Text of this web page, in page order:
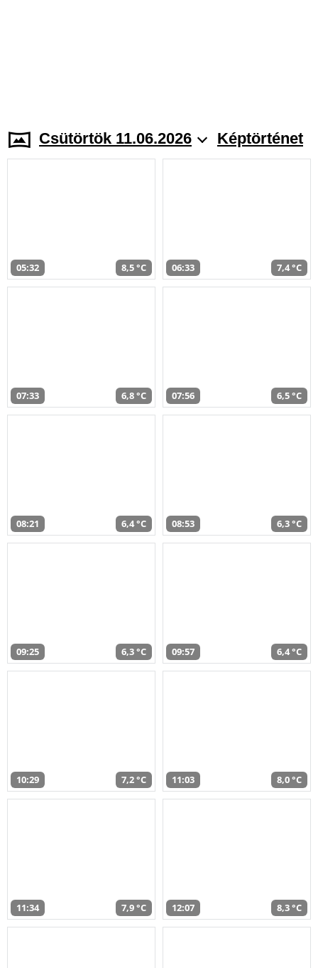
Csütörtök 11.06.2026 Képtörténet
05:32 8,5 °C 06:33 7,4 °C
07:33 6,8 °C 07:56 6,5 °C
08:21 6,4 °C 08:53 6,3 °C
09:25 6,3 °C 09:57 6,4 °C
10:29 7,2 °C 11:03 8,0 °C
11:34 7,9 °C 12:07 8,3 °C